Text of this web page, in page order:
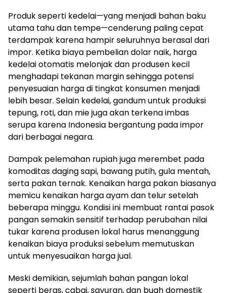
Produk seperti kedelai—yang menjadi bahan baku
utama tahu dan tempe—cenderung paling cepat
terdampak karena hampir seluruhnya berasal dari
impor. Ketika biaya pembelian dolar naik, harga
kedelai otomatis melonjak dan produsen kecil
menghadapi tekanan margin sehingga potensi
penyesuaian harga di tingkat konsumen menjadi
lebih besar. Selain kedelai, gandum untuk produksi
tepung, roti, dan mie juga akan terkena imbas
serupa karena Indonesia bergantung pada impor
dari berbagai negara.
Dampak pelemahan rupiah juga merembet pada
komoditas daging sapi, bawang putih, gula mentah,
serta pakan ternak. Kenaikan harga pakan biasanya
memicu kenaikan harga ayam dan telur setelah
beberapa minggu. Kondisi ini membuat rantai pasok
pangan semakin sensitif terhadap perubahan nilai
tukar karena produsen lokal harus menanggung
kenaikan biaya produksi sebelum memutuskan
untuk menyesuaikan harga jual.
Meski demikian, sejumlah bahan pangan lokal
seperti beras, cabai, sayuran, dan buah domestik